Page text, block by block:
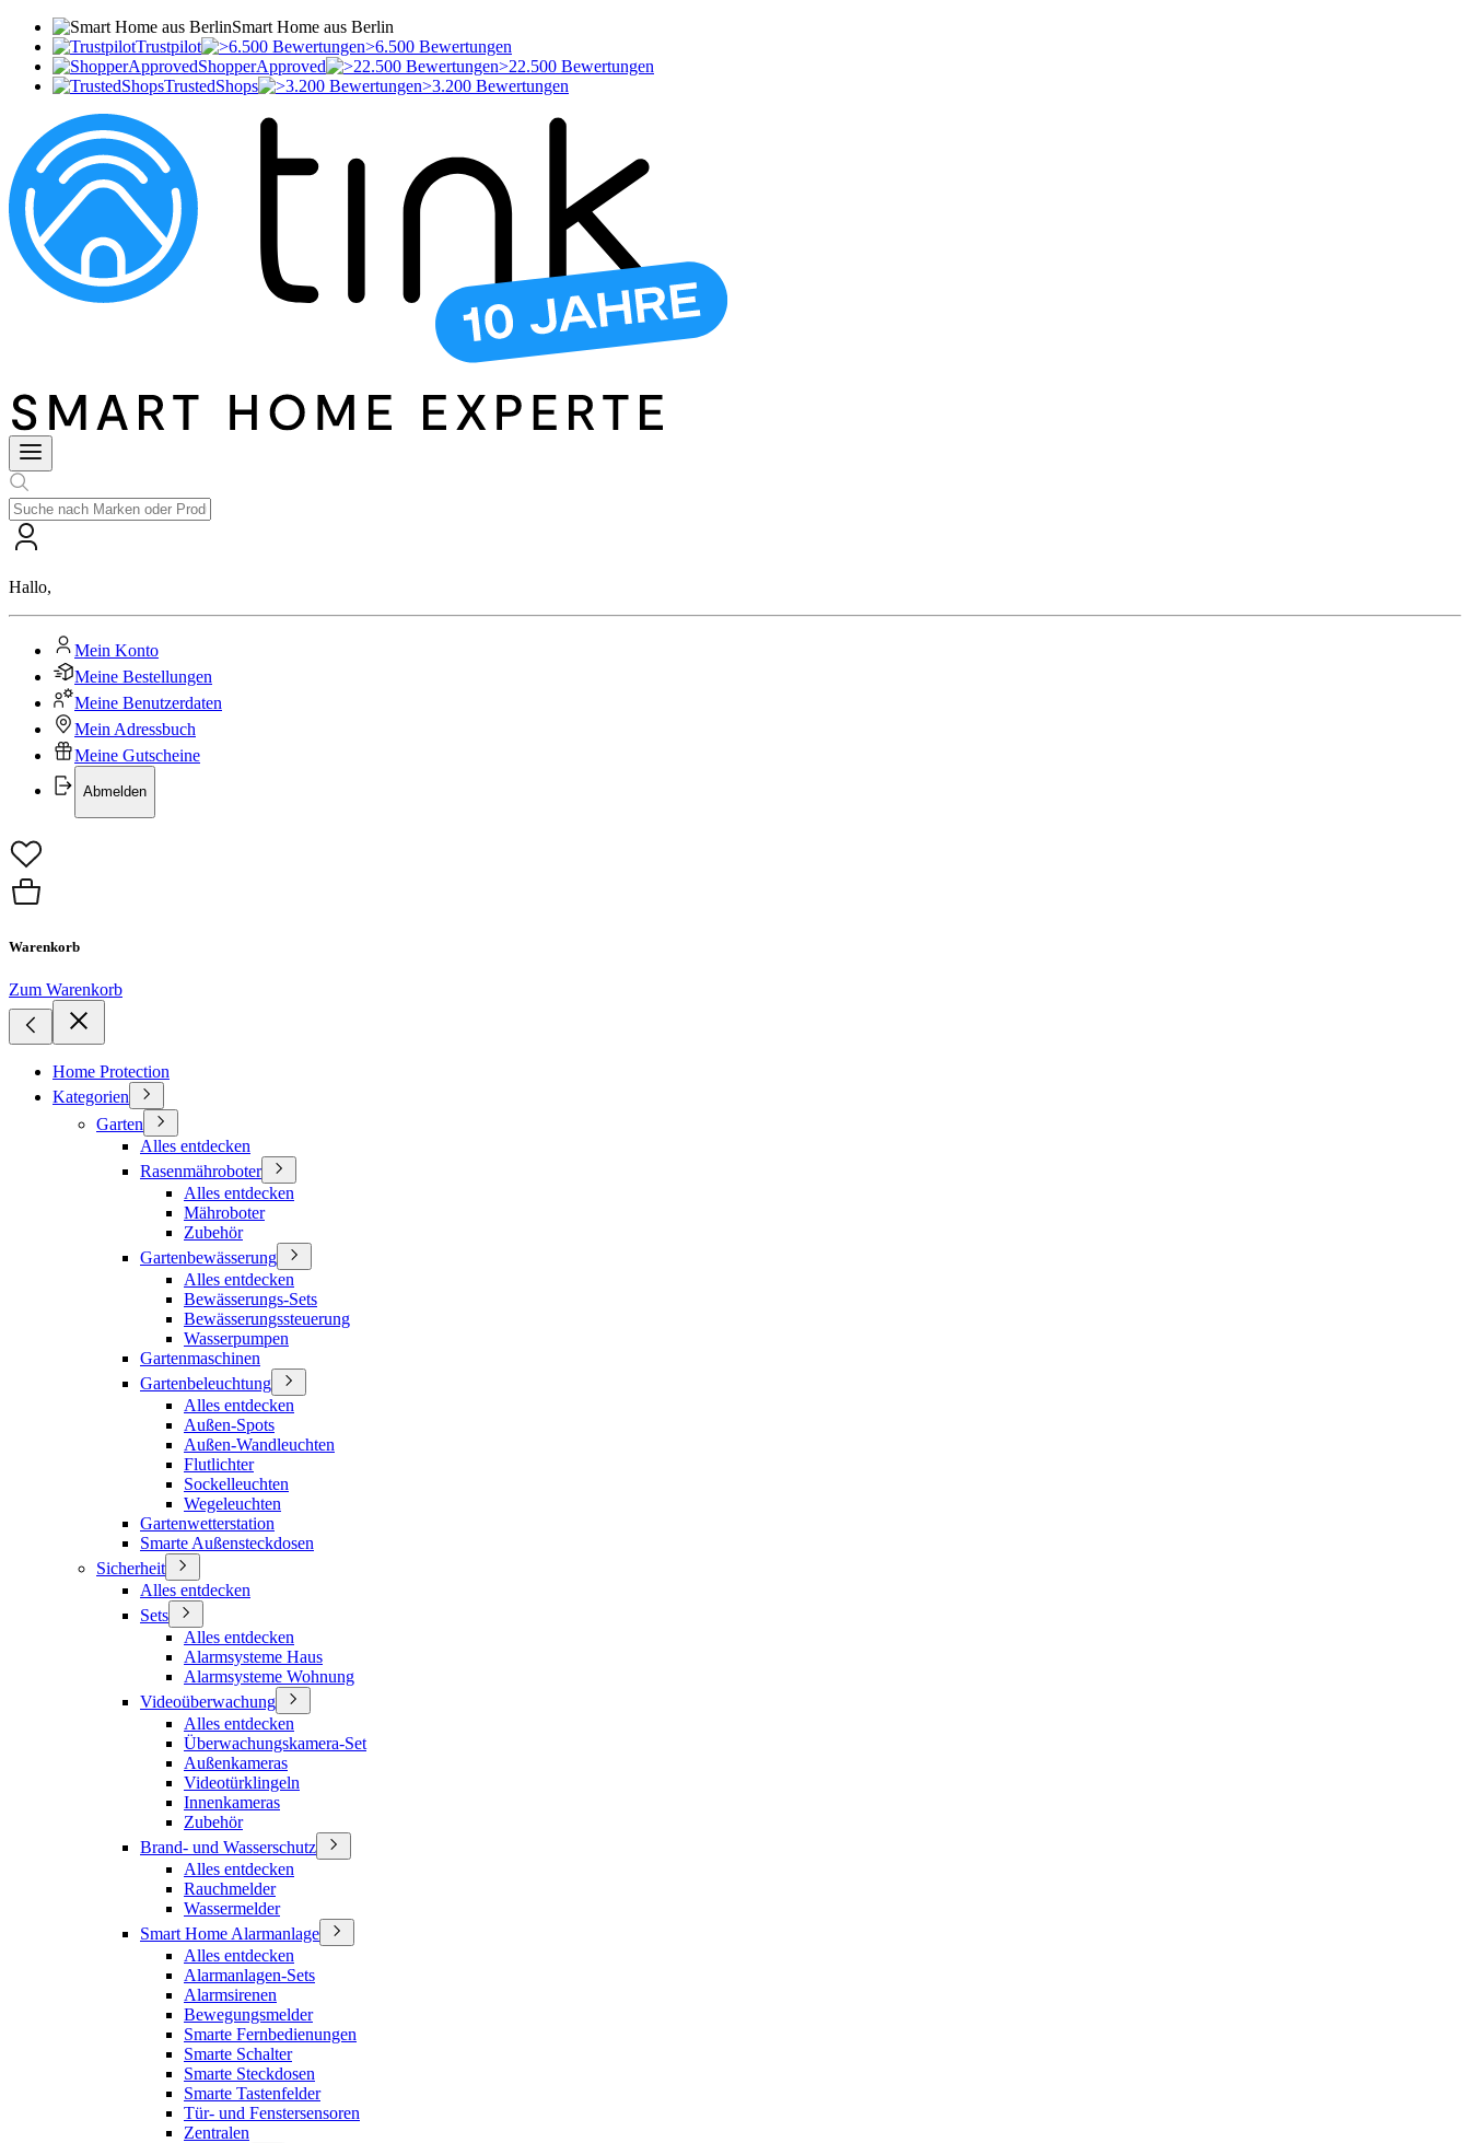
Smart Home aus Berlin
Trustpilot
>6.500 Bewertungen
ShopperApproved
>22.500 Bewertungen
TrustedShops
>3.200 Bewertungen
Hallo,
Mein Konto
Meine Bestellungen
Meine Benutzerdaten
Mein Adressbuch
Meine Gutscheine
Abmelden
Warenkorb
Zum Warenkorb
Home Protection
Kategorien
Garten
Alles entdecken
Rasenmähroboter
Alles entdecken
Mähroboter
Zubehör
Gartenbewässerung
Alles entdecken
Bewässerungs-Sets
Bewässerungssteuerung
Wasserpumpen
Gartenmaschinen
Gartenbeleuchtung
Alles entdecken
Außen-Spots
Außen-Wandleuchten
Flutlichter
Sockelleuchten
Wegeleuchten
Gartenwetterstation
Smarte Außensteckdosen
Sicherheit
Alles entdecken
Sets
Alles entdecken
Alarmsysteme Haus
Alarmsysteme Wohnung
Videoüberwachung
Alles entdecken
Überwachungskamera-Set
Außenkameras
Videotürklingeln
Innenkameras
Zubehör
Brand- und Wasserschutz
Alles entdecken
Rauchmelder
Wassermelder
Smart Home Alarmanlage
Alles entdecken
Alarmanlagen-Sets
Alarmsirenen
Bewegungsmelder
Smarte Fernbedienungen
Smarte Schalter
Smarte Steckdosen
Smarte Tastenfelder
Tür- und Fenstersensoren
Zentralen